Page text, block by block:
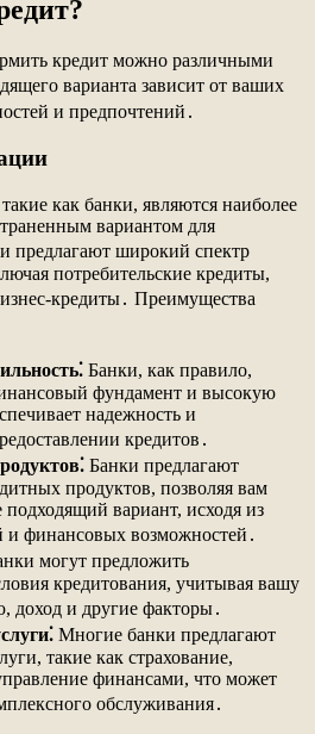
кредит можно различными
варианта зависит от ваших
и предпочтений․
как банки, являются наиболее
вариантом для
предлагают широкий спектр
потребительские кредиты,
кредиты․ Преимущества
Банки, как правило,
фундамент и высокую
надежность и
кредитов․
Банки предлагают
продуктов, позволяя вам
подходящий вариант, исходя из
и финансовых возможностей․
могут предложить
кредитования, учитывая вашу
доход и другие факторы․
Многие банки предлагают
такие как страхование,
финансами, что может
обслуживания․